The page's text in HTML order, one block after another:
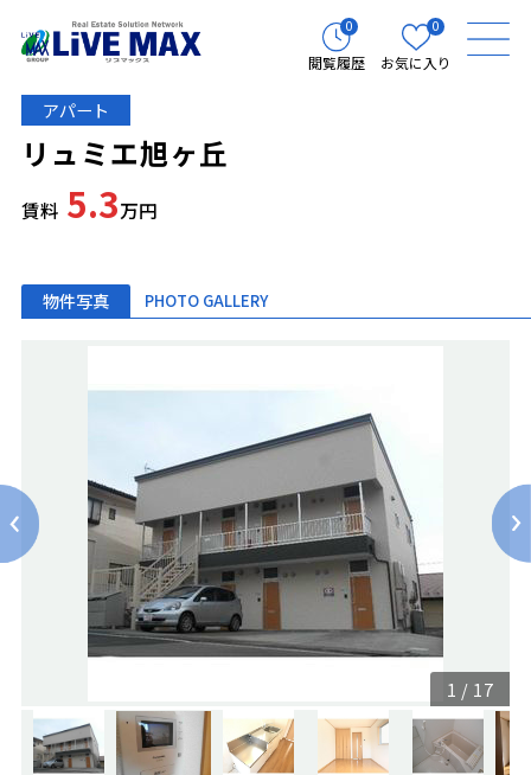
0
閲覧履歴
0
お気に入り
アパート
リュミエ旭ヶ丘
賃料 5.3万円
物件写真 PHOTO GALLERY
1 / 17